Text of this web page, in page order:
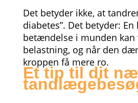
Det betyder ikke, at
diabetes”. Det betyder: En
betændelse i munden kan
belastning, og når den
kroppen få mere ro.
Et tip til dit